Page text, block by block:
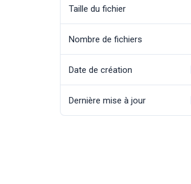
Taille du fichier
Nombre de fichiers
Date de création
Dernière mise à jour